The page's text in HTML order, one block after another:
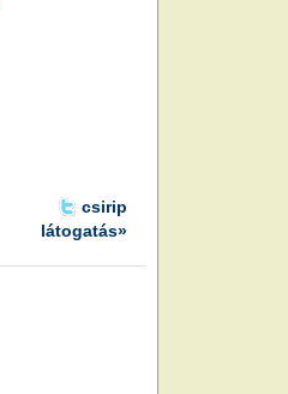
csirip
látogatás»